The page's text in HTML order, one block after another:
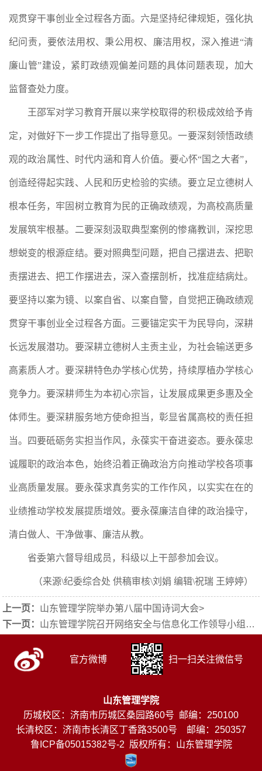
观贯穿干事创业全过程各方面。六是坚持纪律规矩，强化执
纪问责，要依法用权、秉公用权、廉洁用权，深入推进“清
廉山管”建设，紧盯政绩观偏差问题的具体问题表现，加大
监督查处力度。
王邵军对学习教育开展以来学校取得的积极成效给予肯
定，对做好下一步工作提出了指导意见。一要深刻领悟政绩
观的政治属性、时代内涵和育人价值。要心怀“国之大者”，
创造经得起实践、人民和历史检验的实绩。要立足立德树人
根本任务，牢固树立教育为民的正确政绩观，为高校高质量
发展筑牢根基。二要深刻汲取典型案例的惨痛教训，深挖思
想蜕变的根源症结。要对照典型问题，把自己摆进去、把职
责摆进去、把工作摆进去，深入查摆剖析，找准症结病灶。
要坚持以案为镜、以案自省、以案自警，自觉把正确政绩观
贯穿干事创业全过程各方面。三要锚定实干为民导向，深耕
长远发展潜功。要深耕立德树人主责主业，为社会输送更多
高素质人才。要深耕特色办学核心优势，持续厚植办学核心
竞争力。要深耕师生为本初心宗旨，让发展成果更多惠及全
体师生。要深耕服务地方使命担当，彰显省属高校的责任担
当。四要砥砺务实担当作风，永葆实干奋进姿态。要永葆忠
诚履职的政治本色，始终沿着正确政治方向推动学校各项事
业高质量发展。要永葆求真务实的工作作风，以实实在在的
业绩推动学校发展提质增效。要永葆廉洁自律的政治操守，
清白做人、干净做事、廉洁从教。
省委第六督导组成员，科级以上干部参加会议。
（来源\纪委综合处 供稿审核\刘娟 编辑\祝瑞 王婷婷）
上一页： 山东管理学院举办第八届中国诗词大会>
下一页： 山东管理学院召开网络安全与信息化工作领导小组会议
官方微博 扫一扫关注微信号
山东管理学院
历城校区：济南市历城区桑园路60号 邮编：250100
长清校区：济南市长清区丁香路3500号 邮编：250357
鲁ICP备05015382号-2 版权所有：山东管理学院